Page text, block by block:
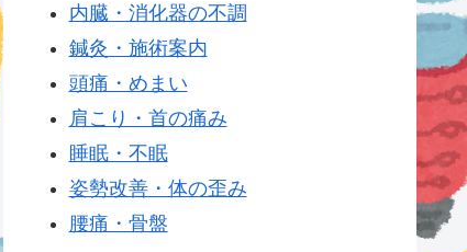
内臓・消化器の不調
鍼灸・施術案内
頭痛・めまい
肩こり・首の痛み
睡眠・不眠
姿勢改善・体の歪み
腰痛・骨盤